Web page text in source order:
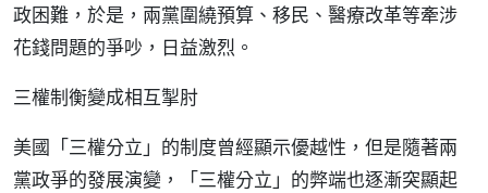
政困難，於是，兩黨圍繞預算、移民、醫療改革等牽涉
花錢問題的爭吵，日益激烈。
三權制衡變成相互掣肘
美國「三權分立」的制度曾經顯示優越性，但是隨著兩
黨政爭的發展演變，「三權分立」的弊端也逐漸突顯起